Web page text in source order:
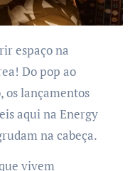
Do pop ao
os lançamentos
aqui na Energy
na cabeça.
vivem